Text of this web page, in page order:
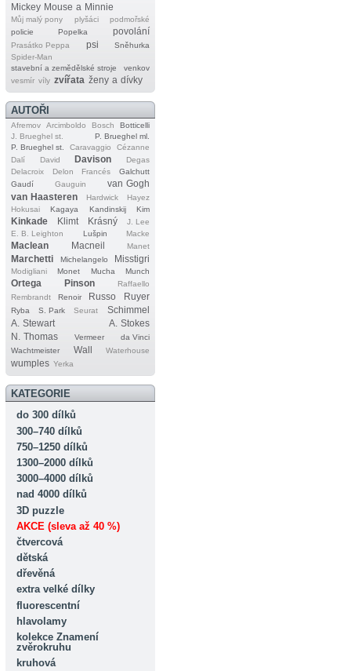
Mickey Mouse a Minnie
Můj malý pony plyšáci
podmořské
policie
Popelka povolání
Prasátko Peppa psi
Sněhurka
Spider‐Man
stavební a zemědělské stroje
venkov
vesmír víly zvířata ženy a dívky
AUTOŘI
Afremov Arcimboldo Bosch
Botticelli
J. Brueghel st.
P. Brueghel ml.
P. Brueghel st.
Caravaggio
Cézanne
Dalí
David Davison
Degas
Delacroix
Delon Francés
Galchutt
Gaudí
Gauguin
van Gogh
van Haasteren
Hardwick
Hayez
Hokusai
Kagaya Kandinskij Kim
Kinkade Klimt Krásný
J. Lee
E. B. Leighton
Lušpin Macke
Maclean Macneil Manet
Marchetti Michelangelo Misstigri
Modigliani Monet Mucha Munch
Ortega Pinson
Raffaello
Rembrandt
Renoir Russo Ruyer
Ryba S. Park Seurat
Schimmel
A. Stewart
A. Stokes
N. Thomas
Vermeer
da Vinci
Wachtmeister
Wall Waterhouse
wumples Yerka
KATEGORIE
do 300 dílků
300–740 dílků
750–1250 dílků
1300–2000 dílků
3000–4000 dílků
nad 4000 dílků
3D puzzle
AKCE (sleva až 40 %)
čtvercová
dětská
dřevěná
extra velké dílky
fluorescentní
hlavolamy
kolekce Znamení
zvěrokruhu
kruhová